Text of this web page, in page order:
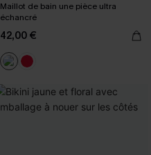
Maillot de bain une pièce ultra
échancré
42,00 €